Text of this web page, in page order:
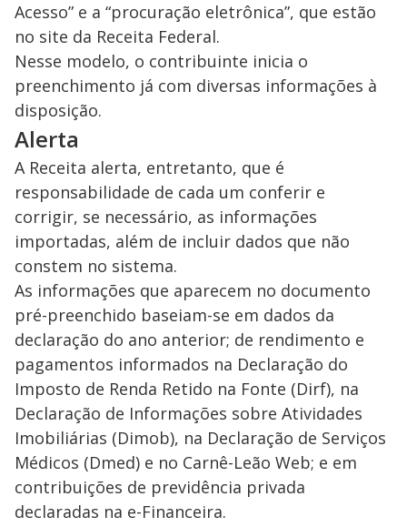
Acesso” e a “procuração eletrônica”, que estão
no site da Receita Federal.
Nesse modelo, o contribuinte inicia o
preenchimento já com diversas informações à
disposição.
Alerta
A Receita alerta, entretanto, que é
responsabilidade de cada um conferir e
corrigir, se necessário, as informações
importadas, além de incluir dados que não
constem no sistema.
As informações que aparecem no documento
pré-preenchido baseiam-se em dados da
declaração do ano anterior; de rendimento e
pagamentos informados na Declaração do
Imposto de Renda Retido na Fonte (Dirf), na
Declaração de Informações sobre Atividades
Imobiliárias (Dimob), na Declaração de Serviços
Médicos (Dmed) e no Carnê-Leão Web; e em
contribuições de previdência privada
declaradas na e-Financeira.